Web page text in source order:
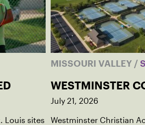
Louis sites
MISSOURI VALLEY /
WESTMINSTER
July 21, 2026
Westminster Christian